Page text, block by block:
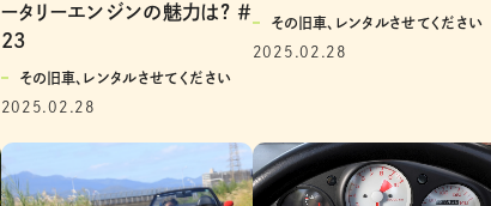
ータリーエンジンの魅力は? ＃
23
その旧車、レンタルさせてください
2025.02.28
その旧車、レンタルさせてください
2025.02.28